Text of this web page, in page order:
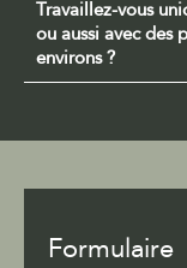
Travaillez-vous
ou aussi avec des
environs ?
Formulaire